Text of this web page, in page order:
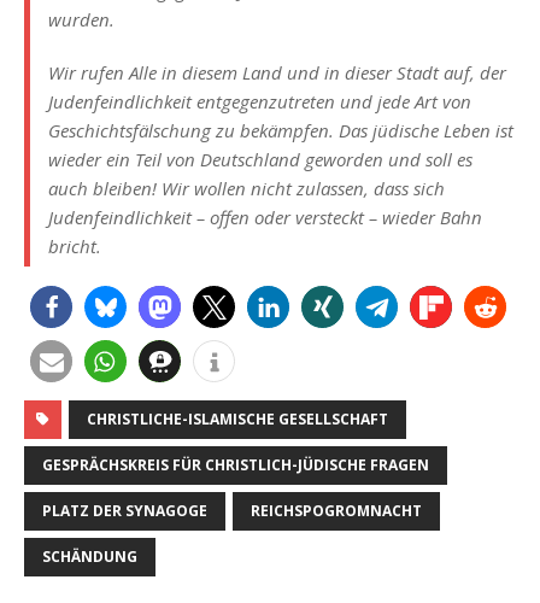
wurden.
Wir rufen Alle in diesem Land und in dieser Stadt auf, der
Judenfeindlichkeit entgegenzutreten und jede Art von
Geschichtsfälschung zu bekämpfen. Das jüdische Leben ist
wieder ein Teil von Deutschland geworden und soll es
auch bleiben! Wir wollen nicht zulassen, dass sich
Judenfeindlichkeit – offen oder versteckt – wieder Bahn
bricht.
CHRISTLICHE-ISLAMISCHE GESELLSCHAFT
GESPRÄCHSKREIS FÜR CHRISTLICH-JÜDISCHE FRAGEN
PLATZ DER SYNAGOGE REICHSPOGROMNACHT
SCHÄNDUNG